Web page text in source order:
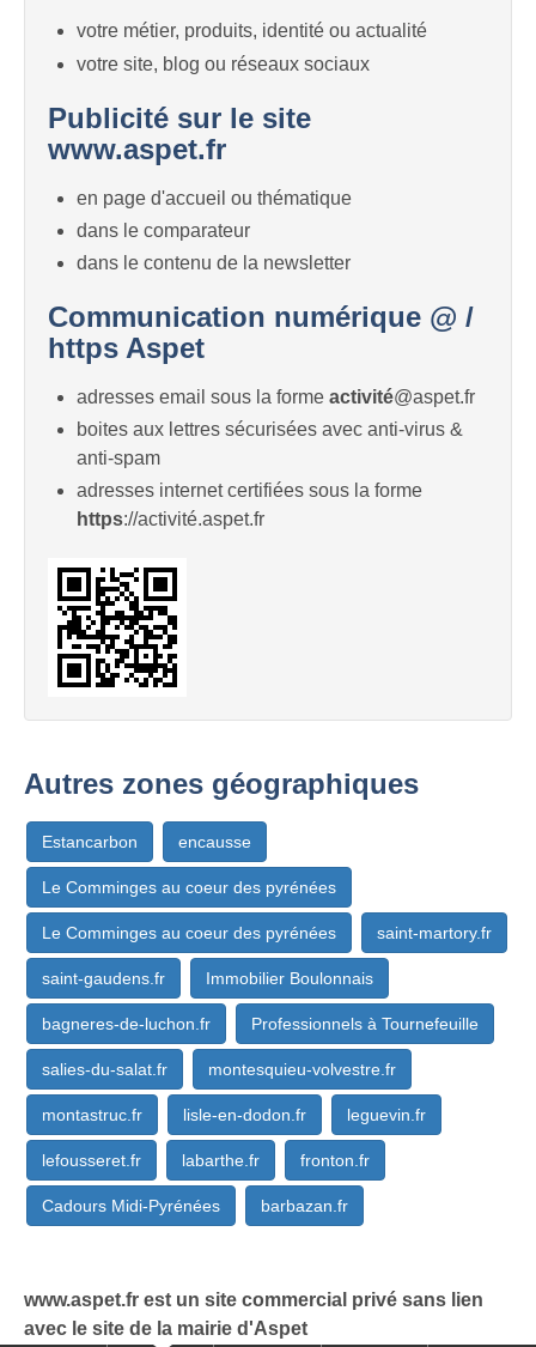
votre métier, produits, identité ou actualité
votre site, blog ou réseaux sociaux
Publicité sur le site
www.aspet.fr
en page d'accueil ou thématique
dans le comparateur
dans le contenu de la newsletter
Communication numérique @ /
https Aspet
adresses email sous la forme activité@aspet.fr
boites aux lettres sécurisées avec anti-virus &
anti-spam
adresses internet certifiées sous la forme
https://activité.aspet.fr
Autres zones géographiques
Estancarbon encausse
Le Comminges au coeur des pyrénées
Le Comminges au coeur des pyrénées saint-martory.fr
saint-gaudens.fr Immobilier Boulonnais
bagneres-de-luchon.fr Professionnels à Tournefeuille
salies-du-salat.fr montesquieu-volvestre.fr
montastruc.fr lisle-en-dodon.fr leguevin.fr
lefousseret.fr labarthe.fr fronton.fr
Cadours Midi-Pyrénées barbazan.fr
www.aspet.fr est un site commercial privé sans lien
avec le site de la mairie d'Aspet